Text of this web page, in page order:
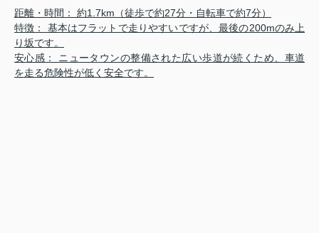
距離・時間： 約1.7km（徒歩で約27分・自転車で約7分）
特徴： 基本はフラットで走りやすいですが、最後の200mのみ上
り坂です。
安心感： ニュータウンの整備された広い歩道が続くため、車道
を走る危険性が低く安全です。